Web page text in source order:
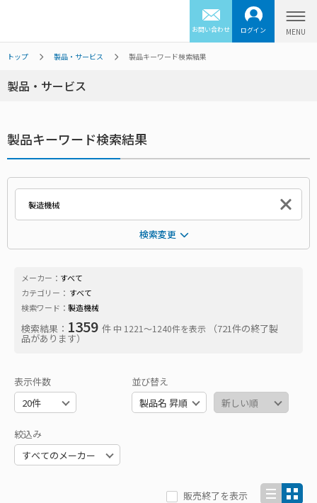
お問い合わせ ログイン
トップ 製品・サービス 製品キーワード検索結果
製品・サービス
製品キーワード検索結果
検索変更
メーカー： すべて
カテゴリー： すべて
検索ワード： 製造機械
検索結果： 1359 件 中 1221〜1240件を表示 （721件の終了製
品があります）
表示件数 並び替え
絞込み
販売終了を表示